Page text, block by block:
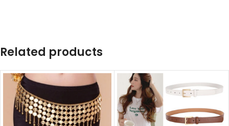
Related products